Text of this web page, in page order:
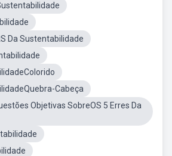
Da Sustentabilidade
Cabeça
Objetivas SobreOS 5 Erres Da